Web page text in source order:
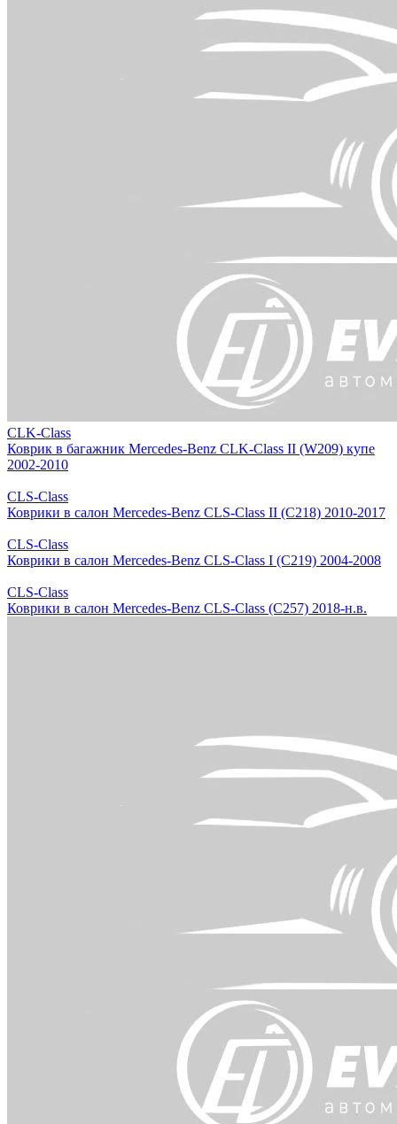
CLK-Class
Коврик в багажник Mercedes-Benz CLK-Class II (W209) купе
2002-2010
CLS-Class
Коврики в салон Mercedes-Benz CLS-Class II (C218) 2010-2017
CLS-Class
Коврики в салон Mercedes-Benz CLS-Class I (C219) 2004-2008
CLS-Class
Коврики в салон Mercedes-Benz CLS-Class (C257) 2018-н.в.